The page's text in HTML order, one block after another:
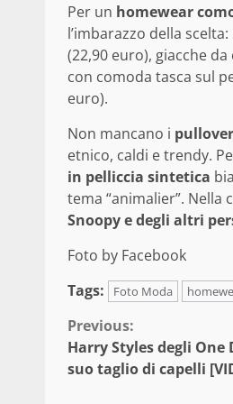
Per un homewear
l’imbarazzo della scelta:
(22,90 euro), giacche
con comoda tasca sul
euro).
Non mancano i
etnico, caldi e trendy.
in pelliccia sintetica
tema “animalier”. Nella
Snoopy e degli altri
Foto by Facebook
Tags:
Foto Moda
Continue
Reading
Previous:
Harry Styles degli
suo taglio di capelli